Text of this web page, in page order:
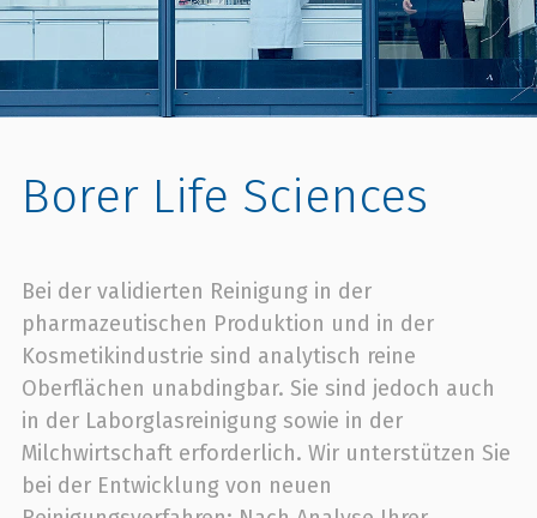
Borer Life Sciences
Bei der validierten Reinigung in der
pharmazeutischen Produktion und in der
Kosmetikindustrie sind analytisch reine
Oberflächen unabdingbar. Sie sind jedoch auch
in der Laborglasreinigung sowie in der
Milchwirtschaft erforderlich. Wir unterstützen Sie
bei der Entwicklung von neuen